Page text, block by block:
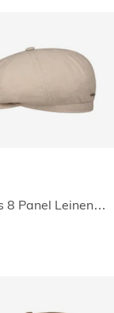
Hatteras 8 Panel Leinenmütze